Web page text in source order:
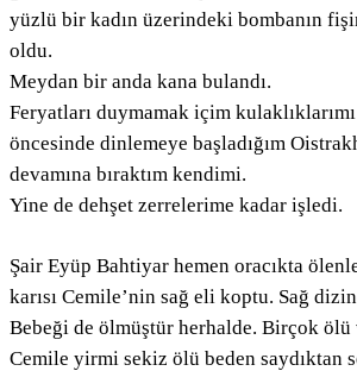
yüzlü bir kadın üzerindeki bombanın
oldu.
Meydan bir anda kana bulandı.
Feryatları duymamak içim
öncesinde dinlemeye başladığım
devamına bıraktım kendimi.
Yine de dehşet zerrelerime kadar işledi.
Şair Eyüp Bahtiyar hemen oracıkta
karısı Cemile’nin sağ eli koptu. Sağ
Bebeği de ölmüştür herhalde. Birçok ölü
Cemile yirmi sekiz ölü beden saydıktan